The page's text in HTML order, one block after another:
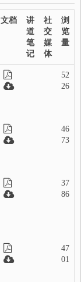
文档
讲
道
笔
记
社
交
媒
体
浏
览
量
52
26
46
73
37
86
47
01